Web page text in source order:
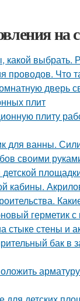
на
какой выбрать.
проводов. Что
дверь
плит
плиту
для ванны.
своими
кабины.
герметик
стыке стены и
бак в